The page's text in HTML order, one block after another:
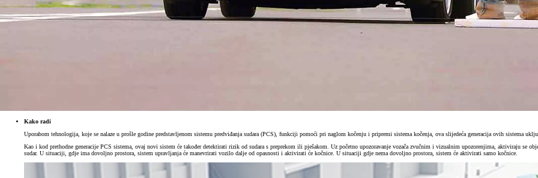
Kako radi
Uporabom tehnologija, koje se nalaze u prošle godine predstavljenom sistemu predviđanja sudara (PCS), funkciji pomoći pri naglom kočenju i pripremi sistema kočenja, ova slijedeća generacija ovih sistema
Kao i kod prethodne generacije PCS sistema, ovaj novi sistem će također detektirati rizik od sudara s preprekom ili pješakom. Uz početno upozoravanje vozača zvučnim i vizualnim upozorenjima, aktiviraju se
sudar. U situaciji, gdje ima dovoljno prostora, sistem upravljanja će manevrirati vozilo dalje od opasnosti i aktivirati će kočnice. U situaciji gdje nema dovoljno prostora, sistem će aktivirati samo kočnice.